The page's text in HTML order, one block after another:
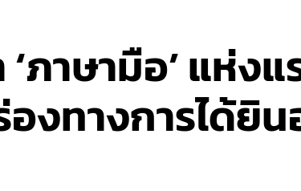
ภาษามือ’ แห่งแ
ทางการได้ยิน